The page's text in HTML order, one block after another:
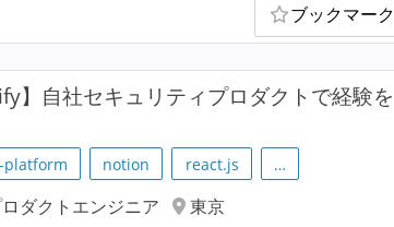
ブックマーク
】自社セキュリティプロダクトで経験を
platform notion react.js …
ダクトエンジニア
東京